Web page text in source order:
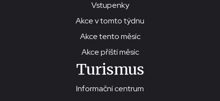
Vstupenky
Akce v tomto týdnu
Akce tento měsíc
Akce příští měsíc
Turismus
Informační centrum